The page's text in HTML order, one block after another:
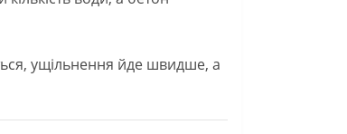
ущільнення йде швидше, а